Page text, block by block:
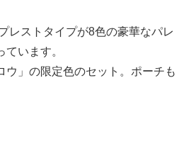
レストタイプが8色の豪華なパレ
います。
」の限定色のセット。ポーチも